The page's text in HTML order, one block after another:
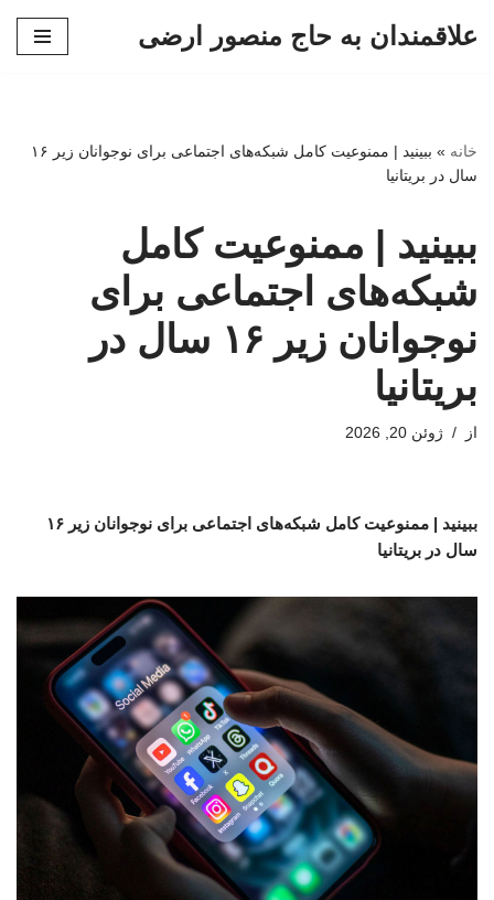
علاقمندان به حاج منصور ارضی
خانه »
ببینید | ممنوعیت کامل شبکه‌های اجتماعی برای نوجوانان زیر ۱۶
سال در بریتانیا
ببینید | ممنوعیت کامل
شبکه‌های اجتماعی برای
نوجوانان زیر ۱۶ سال در
بریتانیا
از ژوئن 20, 2026
ببینید | ممنوعیت کامل شبکه‌های اجتماعی برای نوجوانان زیر ۱۶
سال در بریتانیا